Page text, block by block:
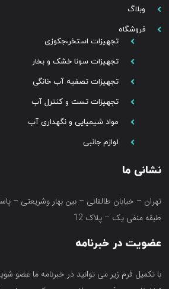
وبلاگ
فروشگاه
تجهیزات استخر،جکوزی
تجهیزات سونا خشک و بخار
تجهیزات تصفیه آب خانگی
تجهیزات تست و کنترل آب
مواد شیمیایی و نگهداری آب
لوازم جانبی
نشانی ما
تهران – خیابان طالقانی – بین بهار وشریعتی –
طبقه منفی یک – پلاک 12
عضویت در خبرنامه
با تکمیل فرم زیر می توانید در خبرنامه ما عضو